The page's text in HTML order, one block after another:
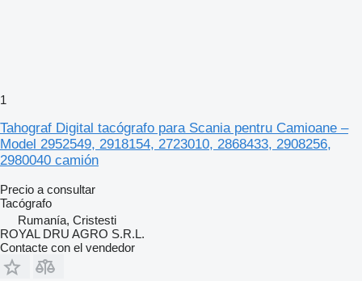
1
Tahograf Digital tacógrafo para Scania pentru Camioane –
Model 2952549, 2918154, 2723010, 2868433, 2908256,
2980040 camión
Precio a consultar
Tacógrafo
Rumanía, Cristesti
ROYAL DRU AGRO S.R.L.
Contacte con el vendedor